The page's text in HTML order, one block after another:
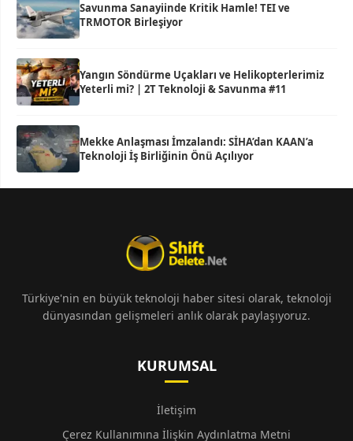
Savunma Sanayiinde Kritik Hamle! TEI ve
TRMOTOR Birleşiyor
Yangın Söndürme Uçakları ve Helikopterlerimiz
Yeterli mi? | 2T Teknoloji & Savunma #11
Mekke Anlaşması İmzalandı: SİHA’dan KAAN’a
Teknoloji İş Birliğinin Önü Açılıyor
Türkiye'nin en büyük teknoloji haber sitesi olarak, teknoloji
dünyasından gelişmeleri anlık olarak paylaşıyoruz.
KURUMSAL
İletişim
Çerez Kullanımına İlişkin Aydınlatma Metni